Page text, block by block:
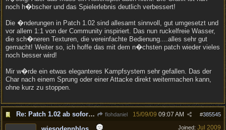
noch h�bscher und das Spielerlebnis deutlich verbessert!
Die �nderungen in Patch 1.02 sind allesamt sinnvoll, gut umgesetzt und
vor allem 1:1 von der Community inspiriert. Das nun ruckelfreie Wasser,
die sch�neren Texturen, die vereinfachte Bedienung....alles sehr gut
gemacht! Weiter so, ich hoffe das mit dem n�chsten patch wieder vieles
noch besser wird!
Mir w�rde ein etwas eleganteres Kampfsystem sehr gefallen. Das der
Char nach einem Sprung oder einer Attacke direkt weitermachen kann,
ohne kurz zu stoppen.
Re: Patch 1.02 ab sofort erh�ltlich! flohdaniel #385545
15/09/09 09:07 AM
Joined: Jul 2009